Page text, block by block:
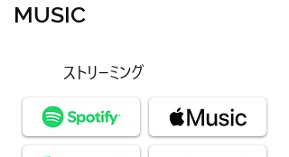
MUSIC
ストリーミング